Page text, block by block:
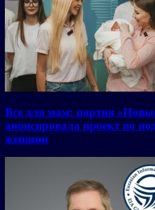
Все для мам: партия
анонсировала проект по
женщин